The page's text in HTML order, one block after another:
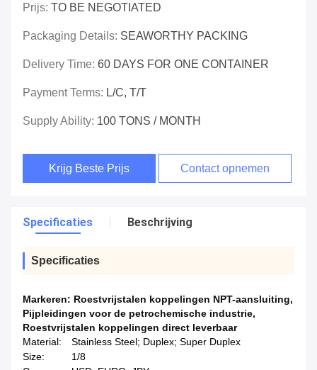
Prijs: TO BE NEGOTIATED
Packaging Details: SEAWORTHY PACKING
Delivery Time: 60 DAYS FOR ONE CONTAINER
Payment Terms: L/C, T/T
Supply Ability: 100 TONS / MONTH
Krijg Beste Prijs Contact opnemen
Specificaties Beschrijving
Specificaties
Markeren: Roestvrijstalen koppelingen NPT-aansluiting,
Pijpleidingen voor de petrochemische industrie,
Roestvrijstalen koppelingen direct leverbaar
Material:
Stainless Steel; Duplex; Super Duplex
Size:
1/8